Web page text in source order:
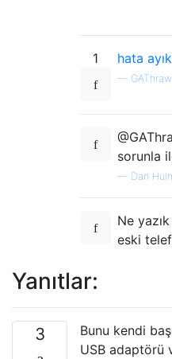
1 hata
—
sorunla
— Dan
Ne
eski
Yanıtlar:
3
Bunu kendi
USB adaptörü